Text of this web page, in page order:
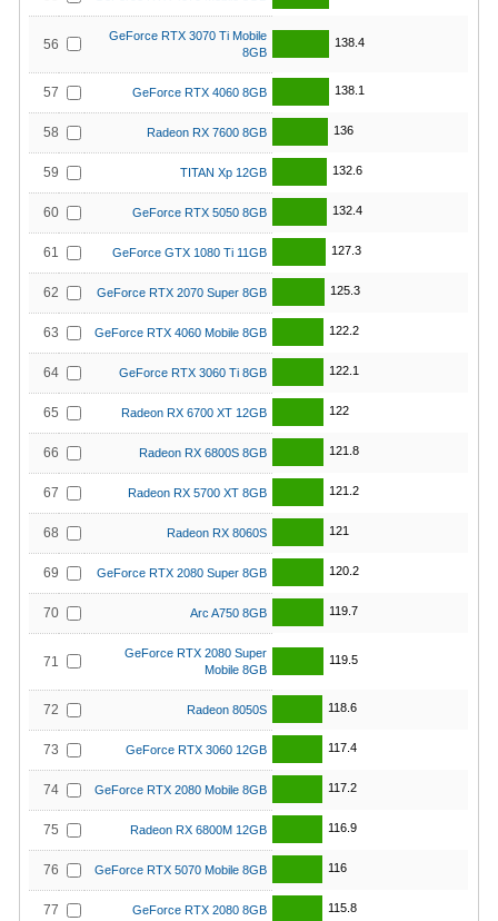
56
GeForce RTX 3070 Ti Mobile
8GB
138.4
57 GeForce RTX 4060 8GB 138.1
58 Radeon RX 7600 8GB 136
59 TITAN Xp 12GB 132.6
60 GeForce RTX 5050 8GB 132.4
61 GeForce GTX 1080 Ti 11GB 127.3
62 GeForce RTX 2070 Super 8GB 125.3
63 GeForce RTX 4060 Mobile 8GB 122.2
64 GeForce RTX 3060 Ti 8GB 122.1
65 Radeon RX 6700 XT 12GB 122
66 Radeon RX 6800S 8GB 121.8
67 Radeon RX 5700 XT 8GB 121.2
68 Radeon RX 8060S 121
69 GeForce RTX 2080 Super 8GB 120.2
70 Arc A750 8GB 119.7
71
GeForce RTX 2080 Super
Mobile 8GB
119.5
72 Radeon 8050S 118.6
73 GeForce RTX 3060 12GB 117.4
74 GeForce RTX 2080 Mobile 8GB 117.2
75 Radeon RX 6800M 12GB 116.9
76 GeForce RTX 5070 Mobile 8GB 116
77 GeForce RTX 2080 8GB 115.8